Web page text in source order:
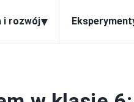
i rozwój▾